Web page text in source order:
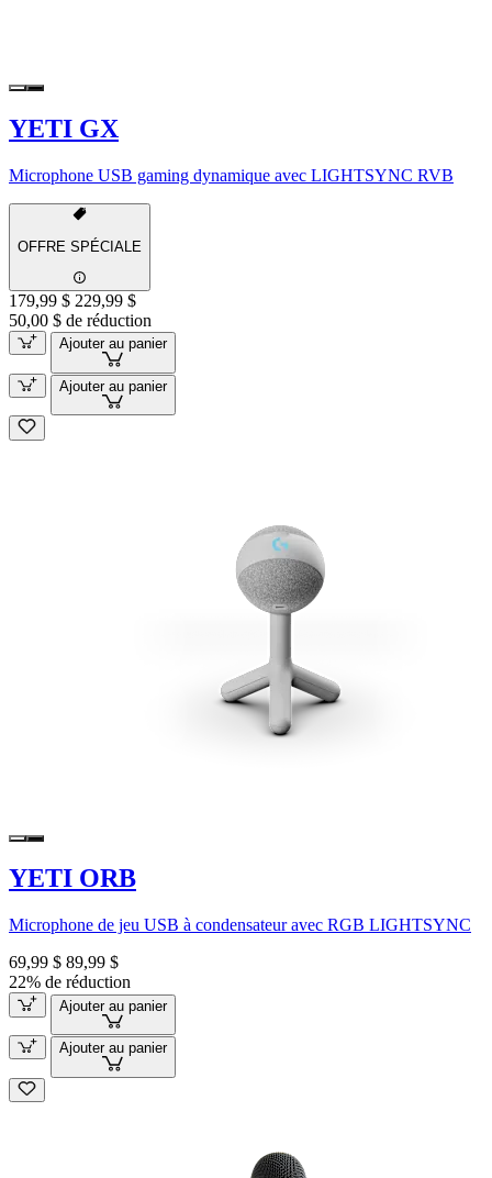
YETI GX
Microphone USB gaming dynamique avec LIGHTSYNC RVB
OFFRE SPÉCIALE
179,99 $ 229,99 $
50,00 $ de réduction
Ajouter au panier
Ajouter au panier
YETI ORB
Microphone de jeu USB à condensateur avec RGB LIGHTSYNC
69,99 $ 89,99 $
22% de réduction
Ajouter au panier
Ajouter au panier